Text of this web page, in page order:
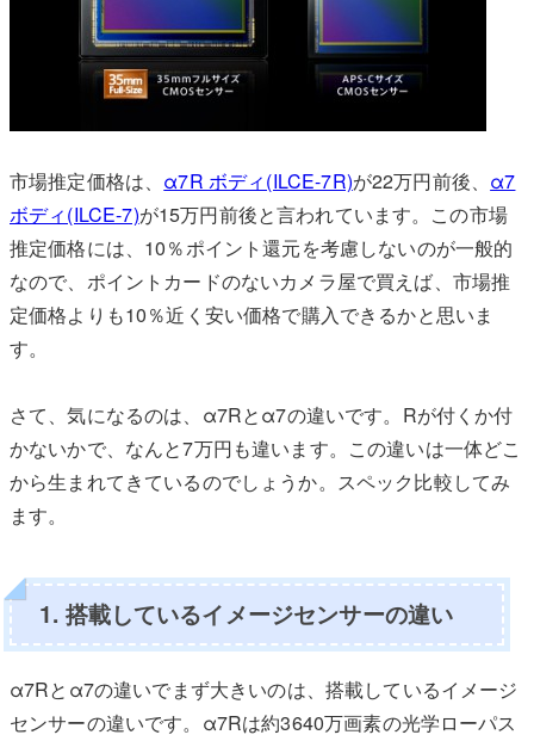
市場推定価格は、 α7R ボディ(ILCE-7R)が22万円前後、 α7
ボディ(ILCE-7)が15万円前後と言われています。この市場
推定価格には、10％ポイント還元を考慮しないのが一般的
なので、ポイントカードのないカメラ屋で買えば、市場推
定価格よりも10％近く安い価格で購入できるかと思いま
す。
さて、気になるのは、α7Rとα7の違いです。Rが付くか付
かないかで、なんと7万円も違います。この違いは一体どこ
から生まれてきているのでしょうか。スペック比較してみ
ます。
1. 搭載しているイメージセンサーの違い
α7Rとα7の違いでまず大きいのは、搭載しているイメージ
センサーの違いです。α7Rは約3640万画素の光学ローパス